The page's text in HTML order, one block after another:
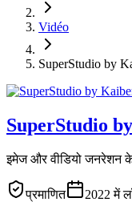
Vidéo
SuperStudio by
SuperStudio
इमेज और वीडियो जनरेशन
प्रमाणित
2022 में